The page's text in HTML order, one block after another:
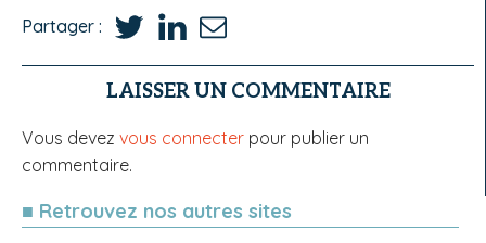
Partager :
LAISSER UN COMMENTAIRE
Vous devez vous connecter pour publier un
commentaire.
■ Retrouvez nos autres sites